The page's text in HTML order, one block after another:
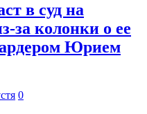
в суд на
за колонки о ее
Юрием
0